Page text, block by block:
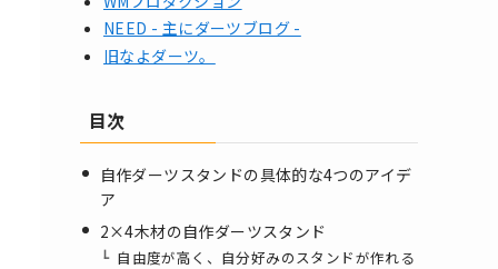
NEED - 主にダーツブログ -
旧なよダーツ。
目次
自作ダーツスタンドの具体的な4つのアイデ
ア
2×4木材の自作ダーツスタンド
自由度が高く、自分好みのスタンドが作れる